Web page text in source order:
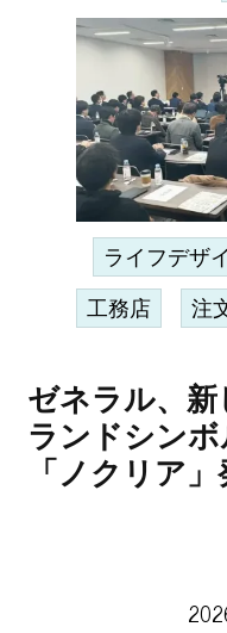
ライフデザ
工務店 注
ゼネラル、
ランドシン
「ノクリア